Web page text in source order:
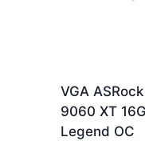
VGA
9060 XT
Legend OC